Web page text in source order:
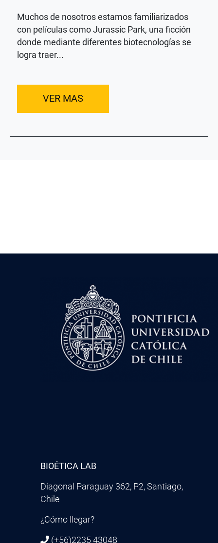
Muchos de nosotros estamos familiarizados
con películas como Jurassic Park, una ficción
donde mediante diferentes biotecnologías se
logra traer...
VER MAS
BIOÉTICA LAB
Diagonal Paraguay 362, P2, Santiago,
Chile
¿Cómo llegar?
(+56)2235 43048